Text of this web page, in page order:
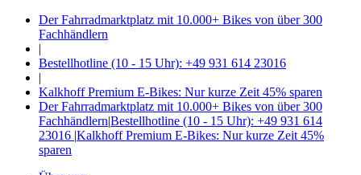
Der Fahrradmarktplatz mit 10.000+ Bikes von über 300
Fachhändlern
|
Bestellhotline (10 - 15 Uhr): +49 931 614 23016
|
Kalkhoff Premium E-Bikes: Nur kurze Zeit 45% sparen
Der Fahrradmarktplatz mit 10.000+ Bikes von über 300
Fachhändlern|Bestellhotline (10 - 15 Uhr): +49 931 614
23016 |Kalkhoff Premium E-Bikes: Nur kurze Zeit 45%
sparen